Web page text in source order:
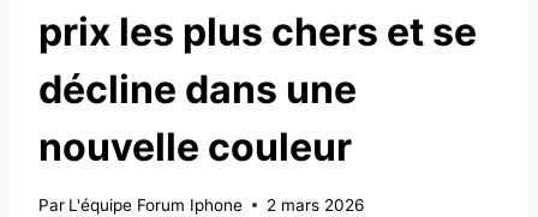
prix les plus chers et se
décline dans une
nouvelle couleur
Par L'équipe Forum Iphone 2 mars 2026